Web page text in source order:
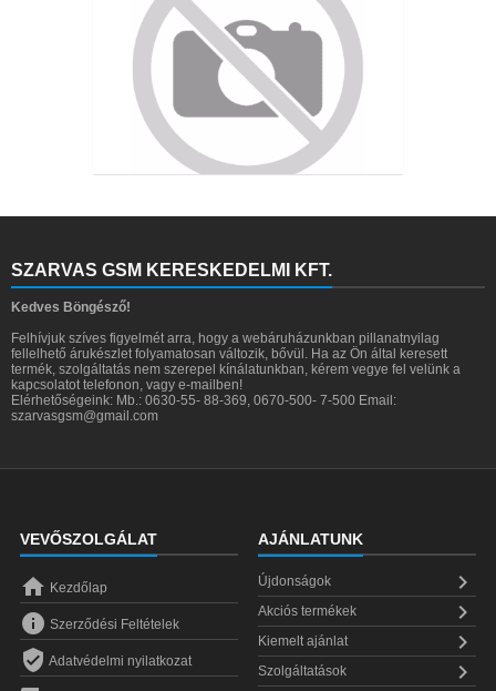
SZARVAS GSM KERESKEDELMI KFT.
Kedves Böngésző!
Felhívjuk szíves figyelmét arra, hogy a webáruházunkban pillanatnyilag
fellelhető árukészlet folyamatosan változik, bővül. Ha az Ön által keresett
termék, szolgáltatás nem szerepel kínálatunkban, kérem vegye fel velünk a
kapcsolatot telefonon, vagy e-mailben!
Elérhetőségeink: Mb.: 0630-55- 88-369, 0670-500- 7-500 Email:
szarvasgsm@gmail.com
VEVŐSZOLGÁLAT
 Kezdőlap
 Szerződési Feltételek
 Adatvédelmi nyilatkozat
AJÁNLATUNK
Újdonságok 
Akciós termékek 
Kiemelt ajánlat 
Szolgáltatások 